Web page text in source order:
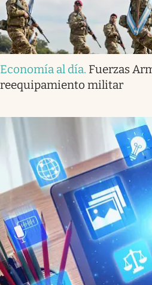
Economía al día. Fuerzas
reequipamiento militar